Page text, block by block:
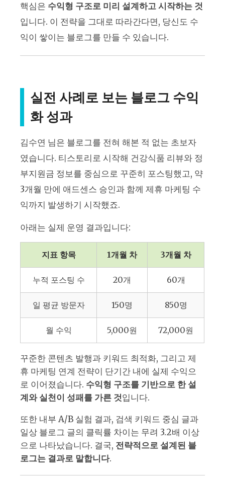
핵심은 수익형 구조로 미리 설계하고 시작하는 것
입니다. 이 전략을 그대로 따라간다면, 당신도 수
익이 쌓이는 블로그를 만들 수 있습니다.
실전 사례로 보는 블로그 수익
화 성과
김수연 님은 블로그를 전혀 해본 적 없는 초보자
였습니다. 티스토리로 시작해 건강식품 리뷰와 정
부지원금 정보를 중심으로 꾸준히 포스팅했고, 약
3개월 만에 애드센스 승인과 함께 제휴 마케팅 수
익까지 발생하기 시작했죠.
아래는 실제 운영 결과입니다:
지표 항목 1개월 차 3개월 차
누적 포스팅 수 20개 60개
일 평균 방문자 150명 850명
월 수익 5,000원 72,000원
꾸준한 콘텐츠 발행과 키워드 최적화, 그리고 제
휴 마케팅 연계 전략이 단기간 내에 실제 수익으
로 이어졌습니다. 수익형 구조를 기반으로 한 설
계와 실천이 성패를 가른 것입니다.
또한 내부 A/B 실험 결과, 검색 키워드 중심 글과
일상 블로그 글의 클릭률 차이는 무려 3.2배 이상
으로 나타났습니다. 결국, 전략적으로 설계된 블
로그는 결과로 말합니다.